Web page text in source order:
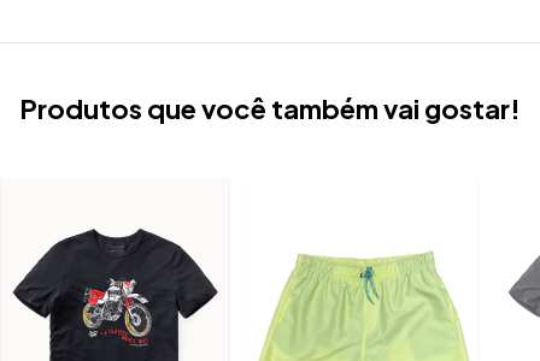
Produtos que você também vai gostar!